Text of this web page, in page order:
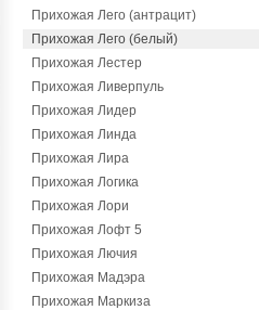
Прихожая Лего (антрацит)
Прихожая Лего (белый)
Прихожая Лестер
Прихожая Ливерпуль
Прихожая Лидер
Прихожая Линда
Прихожая Лира
Прихожая Логика
Прихожая Лори
Прихожая Лофт 5
Прихожая Лючия
Прихожая Мадэра
Прихожая Маркиза